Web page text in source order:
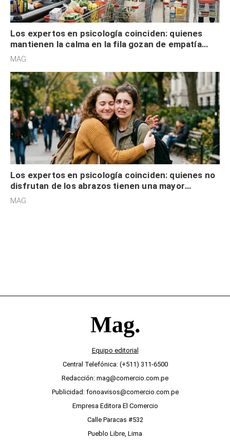
Los expertos en psicología coinciden: quienes
mantienen la calma en la fila gozan de empatía
cognitiva, gratitud y no solo tienen autocontrol
MAG.
Los expertos en psicología coinciden: quienes no
disfrutan de los abrazos tienen una mayor
sensibilidad a los estímulos físicos y no es por
MAG.
Equipo editorial
Central Telefónica: (+511) 311-6500
Redacción: mag@comercio.com.pe
Publicidad: fonoavisos@comercio.com.pe
Empresa Editora El Comercio
Calle Paracas #532
Pueblo Libre, Lima